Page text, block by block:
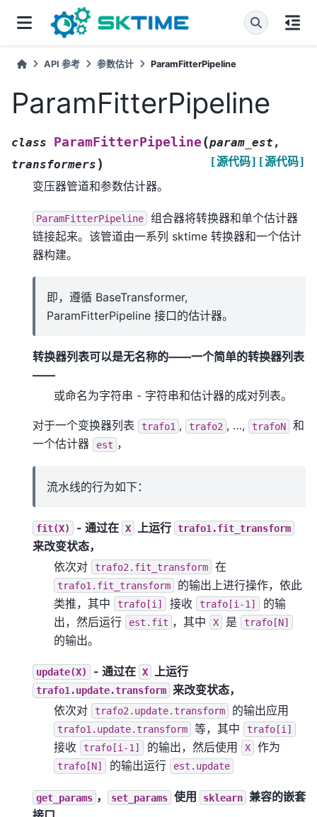
API 参考 参数估计 ParamFitterPipeline
ParamFitterPipeline
class ParamFitterPipeline (param_est ,
transformers ) [源代码]
[源代码]
变压器管道和参数估计器。
ParamFitterPipeline
组合器将转换器和单个估计器
链接起来。该管道由一系列 sktime 转换器和一个估计
器构建。
即，遵循 BaseTransformer,
ParamFitterPipeline 接口的估计器。
转换器列表可以是无名称的——一个简单的转换器列表
——
或命名为字符串 - 字符串和估计器的成对列表。
对于一个变换器列表 trafo1 , trafo2 , …, trafoN
和
一个估计器
est ，
流水线的行为如下：
fit(X) - 通过在 X 上运行 trafo1.fit_transform
来改变状态，
依次对
trafo2.fit_transform 在
trafo1.fit_transform
的输出上进行操作，依此
类推，其中
trafo[i] 接收 trafo[i-1]
的输
出，然后运行
est.fit ，其中 X 是 trafo[N]
的输出。
update(X) - 通过在 X 上运行
trafo1.update.transform 来改变状态，
依次对
trafo2.update.transform 的输出应用
trafo1.update.transform 等，其中 trafo[i]
接收 trafo[i-1] 的输出，然后使用 X 作为
trafo[N] 的输出运行 est.update
get_params ， set_params 使用 sklearn 兼容的嵌套